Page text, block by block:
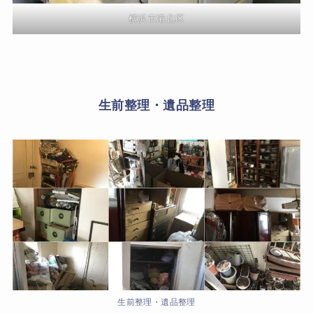
横浜市港北区
生前整理・遺品整理
生前整理・遺品整理